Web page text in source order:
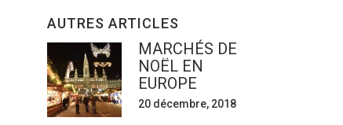
AUTRES ARTICLES
MARCHÉS DE
NOËL EN
EUROPE
20 décembre, 2018